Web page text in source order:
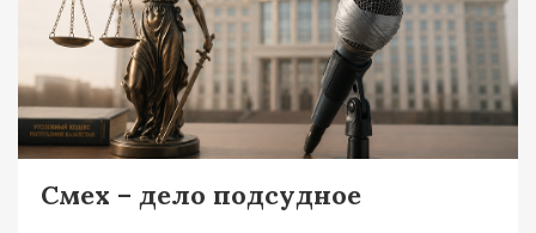
Смех – дело подсудное